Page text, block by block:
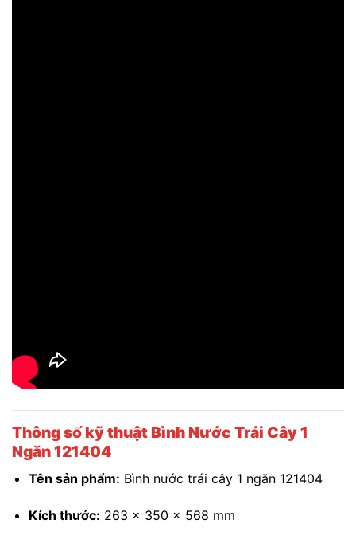
Thông số kỹ thuật Bình Nước Trái Cây 1
Ngăn 121404
Tên sản phẩm: Bình nước trái cây 1 ngăn 121404
Kích thước: 263 x 350 x 568 mm